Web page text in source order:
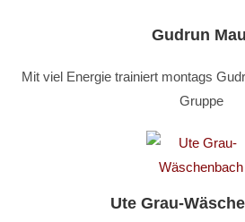
Gudrun Maul
Mit viel Energie trainiert montags
Gruppe
Ute Grau-